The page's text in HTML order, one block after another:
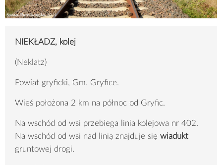
NIEKŁADZ, kolej
(Neklatz)
Powiat gryficki, Gm. Gryfice.
Wieś położona 2 km na północ od Gryfic.
Na wschód od wsi przebiega linia kolejowa nr 402.
Na wschód od wsi nad linią znajduje się wiadukt
gruntowej drogi.